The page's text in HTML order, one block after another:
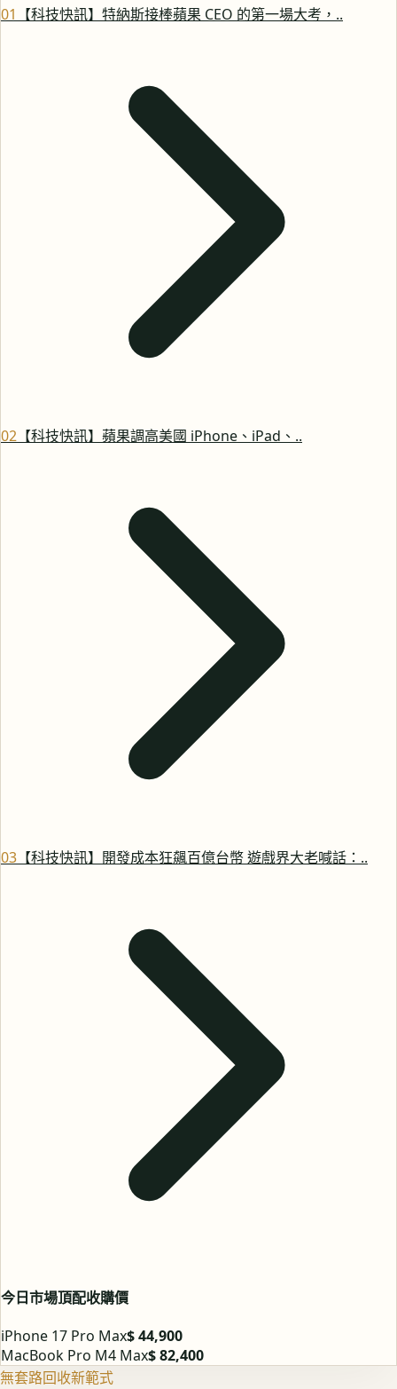
01 【科技快訊】特納斯接棒蘋果 CEO 的第一場大考，..
02 【科技快訊】蘋果調高美國 iPhone、iPad、..
03 【科技快訊】開發成本狂飆百億台幣 遊戲界大老喊話：..
今日市場頂配收購價
iPhone 17 Pro Max$ 44,900
MacBook Pro M4 Max$ 82,400
無套路回收新範式